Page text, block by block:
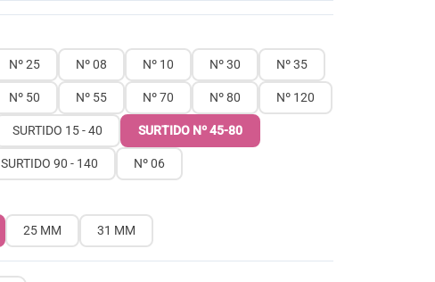
Nº 25 Nº 08 Nº 10 Nº 30 Nº 35
Nº 50 Nº 55 Nº 70 Nº 80 Nº 120
SURTIDO 15 - 40 SURTIDO Nº 45-80
SURTIDO 90 - 140 Nº 06
25 MM 31 MM